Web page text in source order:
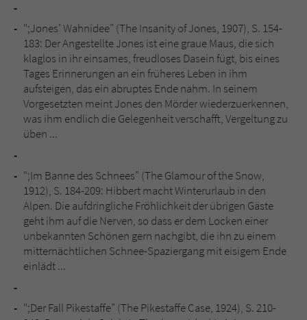
";Jones’ Wahnidee” (The Insanity of Jones, 1907), S. 154-
183: Der Angestellte Jones ist eine graue Maus, die sich
klaglos in ihr einsames, freudloses Dasein fügt, bis eines
Tages Erinnerungen an ein früheres Leben in ihm
aufsteigen, das ein abruptes Ende nahm. In seinem
Vorgesetzten meint Jones den Mörder wiederzuerkennen,
was ihm endlich die Gelegenheit verschafft, Vergeltung zu
üben ...
";Im Banne des Schnees” (The Glamour of the Snow,
1912), S. 184-209: Hibbert macht Winterurlaub in den
Alpen. Die aufdringliche Fröhlichkeit der übrigen Gäste
geht ihm auf die Nerven, so dass er dem Locken einer
unbekannten Schönen gern nachgibt, die ihn zu einem
mitternächtlichen Schnee-Spaziergang mit eisigem Ende
einlädt ...
";Der Fall Pikestaffe” (The Pikestaffe Case, 1924), S. 210-